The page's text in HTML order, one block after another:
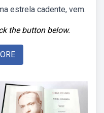
estrela cadente, vem.
the button below.